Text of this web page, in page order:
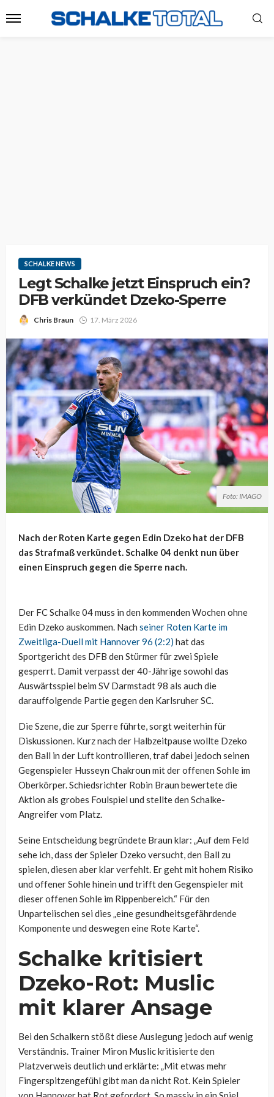
SCHALKE NEWS
Legt Schalke jetzt Einspruch ein?
DFB verkündet Dzeko-Sperre
Chris Braun 17. März 2026
Foto: IMAGO
Nach der Roten Karte gegen Edin Dzeko hat der DFB
das Strafmaß verkündet. Schalke 04 denkt nun über
einen Einspruch gegen die Sperre nach.
Der FC Schalke 04 muss in den kommenden Wochen ohne
Edin Dzeko auskommen. Nach seiner Roten Karte im
Zweitliga-Duell mit Hannover 96 (2:2) hat das
Sportgericht des DFB den Stürmer für zwei Spiele
gesperrt. Damit verpasst der 40-Jährige sowohl das
Auswärtsspiel beim SV Darmstadt 98 als auch die
darauffolgende Partie gegen den Karlsruher SC.
Die Szene, die zur Sperre führte, sorgt weiterhin für
Diskussionen. Kurz nach der Halbzeitpause wollte Dzeko
den Ball in der Luft kontrollieren, traf dabei jedoch seinen
Gegenspieler Husseyn Chakroun mit der offenen Sohle im
Oberkörper. Schiedsrichter Robin Braun bewertete die
Aktion als grobes Foulspiel und stellte den Schalke-
Angreifer vom Platz.
Seine Entscheidung begründete Braun klar: „Auf dem Feld
sehe ich, dass der Spieler Dzeko versucht, den Ball zu
spielen, diesen aber klar verfehlt. Er geht mit hohem Risiko
und offener Sohle hinein und trifft den Gegenspieler mit
dieser offenen Sohle im Rippenbereich.“ Für den
Unparteiischen sei dies „eine gesundheitsgefährdende
Komponente und deswegen eine Rote Karte“.
Schalke kritisiert
Dzeko-Rot: Muslic
mit klarer Ansage
Bei den Schalkern stößt diese Auslegung jedoch auf wenig
Verständnis. Trainer Miron Muslic kritisierte den
Platzverweis deutlich und erklärte: „Mit etwas mehr
Fingerspitzengefühl gibt man da nicht Rot. Kein Spieler